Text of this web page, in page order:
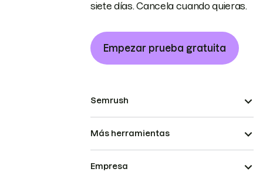
siete días. Cancela cuando quieras.
Empezar prueba gratuita
Semrush
Más herramientas
Empresa